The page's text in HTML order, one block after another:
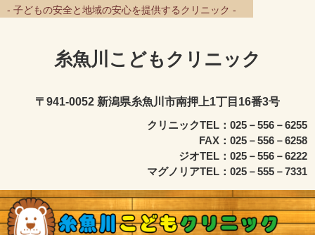
- 子どもの安全と地域の安心を提供するクリニック -
糸魚川こどもクリニック
〒941-0052 新潟県糸魚川市南押上1丁目16番3号
クリニックTEL：025－556－6255
FAX：025－556－6258
ジオTEL：025－556－6222
マグノリアTEL：025－555－7331